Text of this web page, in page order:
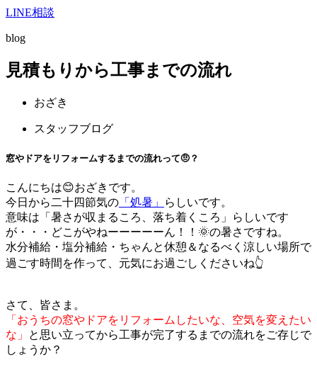
LINE相談
blog
見積もりから工事までの流れ
おざき
スタッフブログ
窓やドアをリフォームするまでの流れって🤨？
こんにちは😊おざきです。
今日から二十四節気の 「処暑」
らしいです。
意味は「暑さが収まるころ、落ち着くころ」らしいです
が・・・どこがやねーーーーーん！！🌞の暑さですね。
水分補給・塩分補給・ちゃんと休憩＆なるべく涼しい場所で
過ごす時間を作って、元気にお過ごしくださいね👆
さて、皆さま。
「おうちの窓やドアをリフォームしたいな、空気を変えたい
な」
と思い立ってから工事が完了するまでの流れをご存じで
しょうか？